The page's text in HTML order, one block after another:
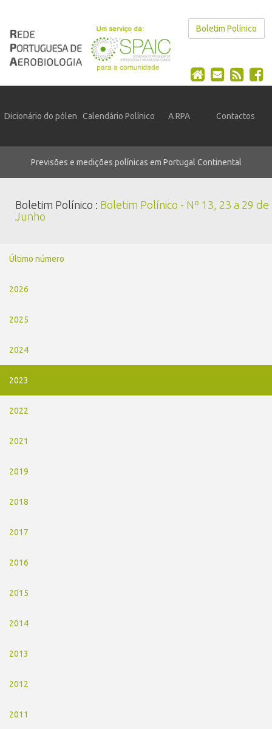
Boletim Polínico
Dicionário do pólen Calendário Polínico A RPA Contactos
Previsões e medições polínicas em Portugal Continental
Boletim Polínico : Boletim Polínico - Nº 13, 23 a 29 de
Junho
Último número
2026
2025
2024
2023
2022
2021
2019
2018
2017
2016
2015
2014
2013
2012
2011